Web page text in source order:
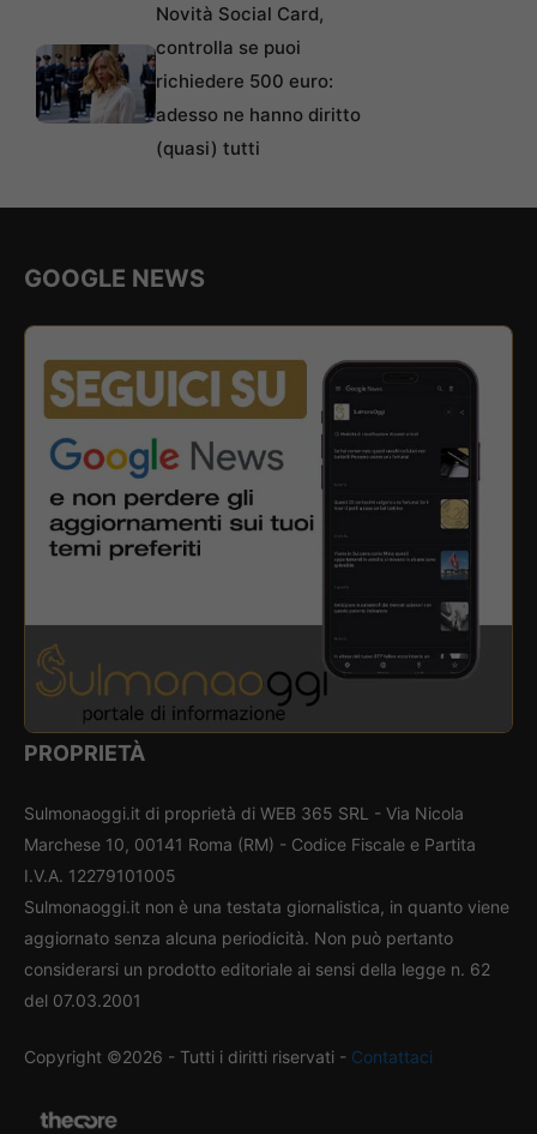
Novità Social Card,
controlla se puoi
richiedere 500 euro:
adesso ne hanno diritto
(quasi) tutti
GOOGLE NEWS
PROPRIETÀ
Sulmonaoggi.it di proprietà di WEB 365 SRL - Via Nicola
Marchese 10, 00141 Roma (RM) - Codice Fiscale e Partita
I.V.A. 12279101005
Sulmonaoggi.it non è una testata giornalistica, in quanto viene
aggiornato senza alcuna periodicità. Non può pertanto
considerarsi un prodotto editoriale ai sensi della legge n. 62
del 07.03.2001
Copyright ©2026 - Tutti i diritti riservati - Contattaci